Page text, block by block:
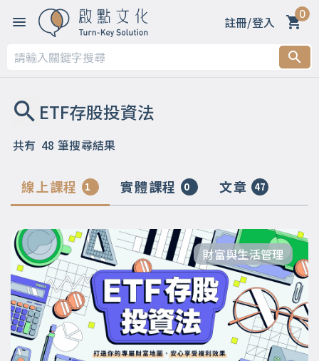
註冊/登入 0
共有 48 筆搜尋結果
線上課程 1 實體課程 0 文章 47
財富與生活管理